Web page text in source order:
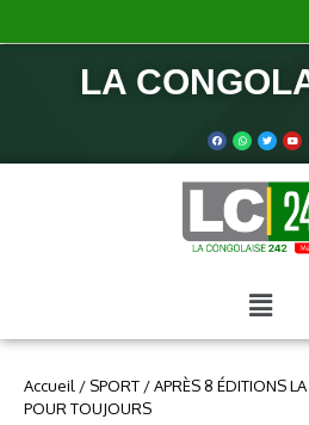
LA
Accueil / SPORT /APRÈS 8 ÉDITIONS
POUR TOUJOURS